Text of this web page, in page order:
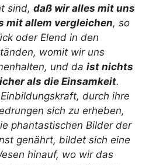
sind, daß wir alles mit uns
mit allem vergleichen, so
oder Elend in den
womit wir uns
und da ist nichts
als die Einsamkeit.
durch ihre
sich zu erheben,
phantastischen Bilder der
genährt, bildet sich eine
hinauf, wo wir das